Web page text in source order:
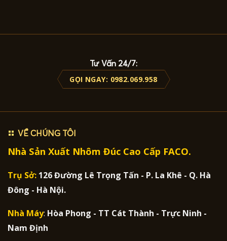
Tư Vấn 24/7:
GỌI NGAY: 0982.069.958
VỀ CHÚNG TÔI
Nhà Sản Xuất Nhôm Đúc Cao Cấp FACO.
Trụ Sở: 126 Đường Lê Trọng Tấn - P. La Khê - Q. Hà
Đông - Hà Nội.
Nhà Máy: Hòa Phong - TT Cát Thành - Trực Ninh -
Nam Định